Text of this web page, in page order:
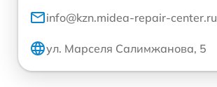
info@kzn.midea-repair-center.ru
ул. Марселя Салимжанова, 5